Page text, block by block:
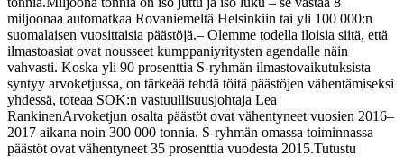
miljoonaa automatkaa Rovaniemeltä Helsinkiin tai yli 100 000:n
suomalaisen vuosittaisia päästöjä.– Olemme todella iloisia siitä, että
ilmastoasiat ovat nousseet kumppaniyritysten agendalle näin
vahvasti. Koska yli 90 prosenttia S-ryhmän ilmastovaikutuksista
syntyy arvoketjussa, on tärkeää tehdä töitä päästöjen vähentämiseksi
yhdessä, toteaa SOK:n vastuullisuusjohtaja Lea
RankinenArvoketjun osalta päästöt ovat vähentyneet vuosien 2016–
2017 aikana noin 300 000 tonnia. S-ryhmän omassa toiminnassa
päästöt ovat vähentyneet 35 prosenttia vuodesta 2015.Tutustu